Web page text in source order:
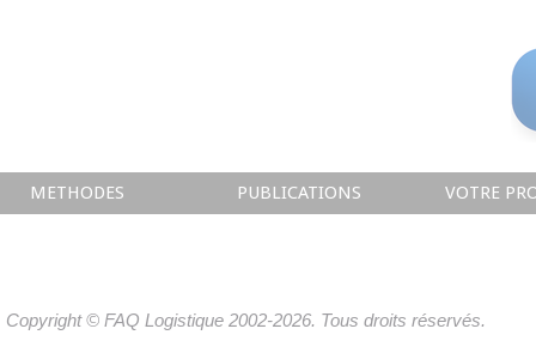
METHODES PUBLICATIONS VOTRE
Copyright © FAQ Logistique 2002-2026. Tous droits réservés.